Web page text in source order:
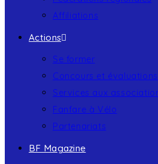
Affiliations
Actions
Se former
Concours et évaluations
Services aux
Fanfare à Vélo
Partenariats
BF Magazine